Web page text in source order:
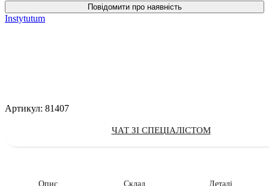
Instytutum
Артикул: 81407
ЧАТ ЗІ СПЕЦІАЛІСТОМ
Опис Склад Деталі